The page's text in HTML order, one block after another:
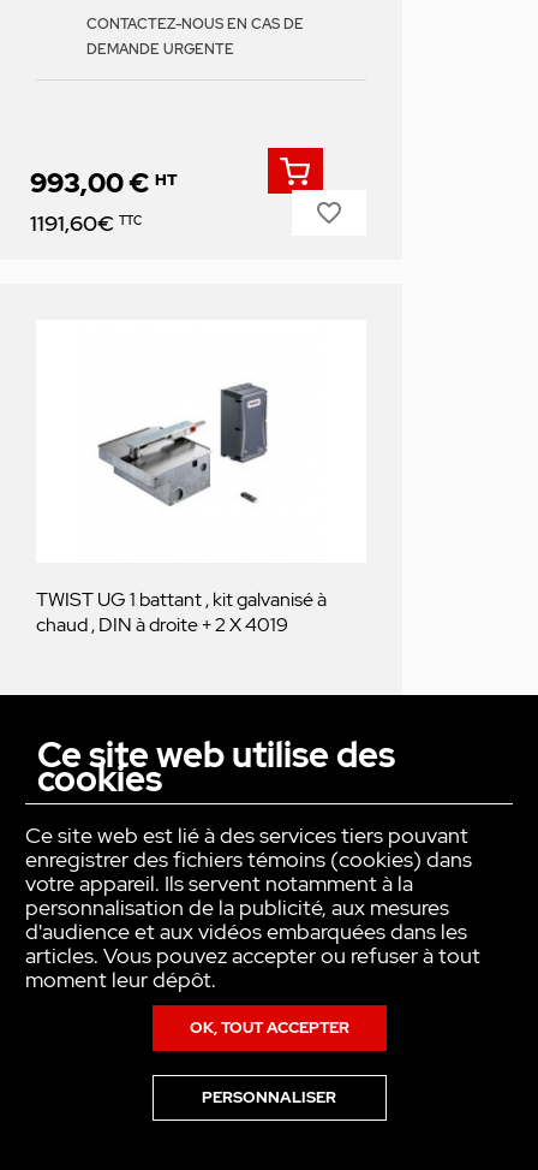
CONTACTEZ-NOUS EN CAS DE
DEMANDE URGENTE
Prix
993,00 € HT
1191,60€ TTC favorite_border
TWIST UG 1 battant , kit galvanisé à
chaud , DIN à droite + 2 X 4019
VOTRE PRODUIT SERA LIVRÉ :
SOUS 3 SEMAINES
DEMANDE URGENTE
993,00 €HT
favorite_border
Ce site web utilise des
cookies
Ce site web est lié à des services tiers pouvant
enregistrer des fichiers témoins (cookies) dans
votre appareil. Ils servent notamment à la
personnalisation de la publicité, aux mesures
d'audience et aux vidéos embarquées dans les
articles. Vous pouvez accepter ou refuser à tout
moment leur dépôt.
OK, TOUT ACCEPTER
PERSONNALISER